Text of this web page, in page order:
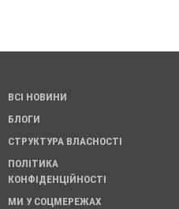
ВСІ НОВИНИ
БЛОГИ
СТРУКТУРА ВЛАСНОСТІ
ПОЛІТИКА
КОНФІДЕНЦІЙНОСТІ
МИ У СОЦМЕРЕЖАХ